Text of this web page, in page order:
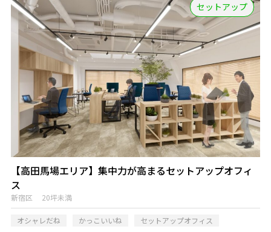
セットアップ
【高田馬場エリア】集中力が高まるセットアップオフィ
ス
新宿区 20坪未満
オシャレだね かっこいいね
セットアップオフィス